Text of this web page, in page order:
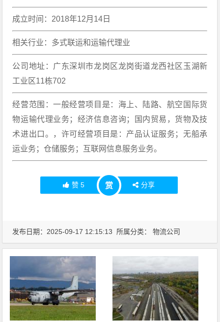
成立时间：2018年12月14日
相关行业：多式联运和运输代理业
公司地址：广东深圳市龙岗区龙岗街道龙西社区玉湖新
工业区11栋702
经营范围：一般经营项目是：海上、陆路、航空国际货
物运输代理业务；经济信息咨询；国内贸易，货物及技
术进出口。，许可经营项目是：产品认证服务；无船承
运业务；仓储服务；互联网信息服务业务。
赞 5 赏 分享
发布日期：2025-09-17 12:15:13 所属分类：物流公司